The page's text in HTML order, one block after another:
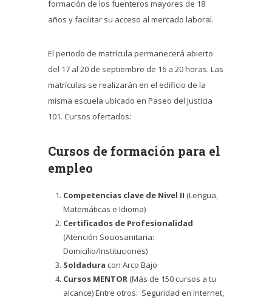
formación de los fuenteros mayores de 18
años y facilitar su acceso al mercado laboral.
El periodo de matrícula permanecerá abierto
del 17 al 20 de septiembre de 16 a 20 horas. Las
matrículas se realizarán en el edificio de la
misma escuela ubicado en Paseo del Justicia
101. Cursos ofertados:
Cursos de formación para el
empleo
Competencias clave de Nivel II (Lengua,
Matemáticas e Idioma)
Certificados de Profesionalidad
(Atención Sociosanitaria:
Domicilio/Instituciones)
Soldadura con Arco Bajo
Cursos MENTOR (Más de 150 cursos a tu
alcance) Entre otros: Seguridad en Internet,